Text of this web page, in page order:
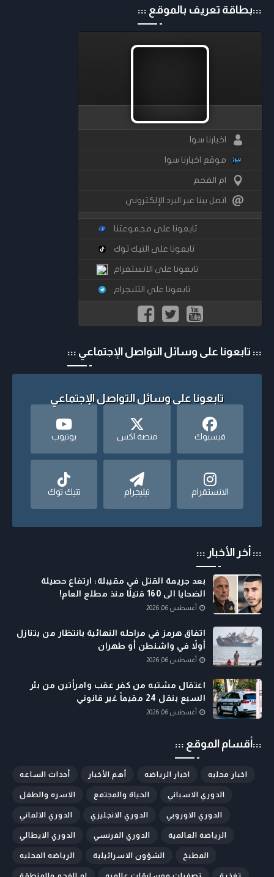
:::بطاقة تعريف بالموقع :::
اخبارنا سوا
موقع اخبارنا سوا
ام الفحم
اتصل ببنا عبر البرد الإلكتروني
تابعونا على مجموعتنا
تابعونا على التيك توك
تابعونا على الانستغرام
تابعونا علي التليجرام
::: تابعونا على وسائل التواصل الإجتماعي :::
تابعونا على وسائل التواصل الإجتماعي
فيسبوك منصة اكس يوتيوب
الانستقرام تيليجرام تتيك توك
::: أخر الأخبار :::
بعد جريمة القتل في مقيبلة: ارتفاع حصيلة
الضحايا الى 160 قتيلًا منذ مطلع العام!
أغسطس 06, 2026
اتفاق هرمز في مراحله النهائية بانتظار من يتنازل
أولاً في واشنطن أو طهران
أغسطس 06, 2026
اعتقال مشتبه من كفر عقب وامرأتين من بئر
السبع بنقل 24 مقيماً غير قانوني
أغسطس 06, 2026
:::أقسام الموقع :::
أحداث الساعه أهم الأخبار اخبار الرياضه اخبار محليه
الاسره والطفل الحياة والمجتمع الدوري الاسباني
الدوري الالماني الدوري الانجليزي الدوري الاوروبي
الدوري الايطالي الدوري الفرنسي الرياضة العالمية
الرياضه المحليه الشؤون الاسرائيلية المطبخ